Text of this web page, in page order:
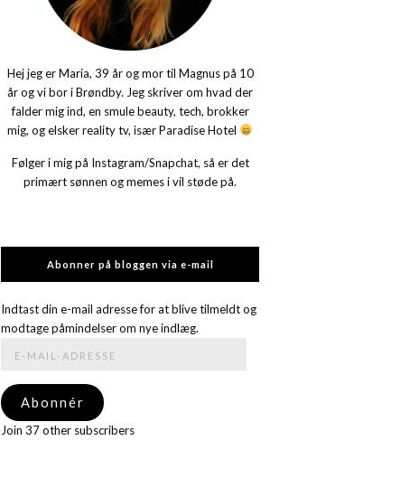
Hej jeg er Maria, 39 år og mor til Magnus på 10
år og vi bor i Brøndby. Jeg skriver om hvad der
falder mig ind, en smule beauty, tech, brokker
mig, og elsker reality tv, især Paradise Hotel
Følger i mig på Instagram/Snapchat, så er det
primært sønnen og memes i vil støde på.
Abonner på bloggen via e-mail
Indtast din e-mail adresse for at blive tilmeldt og
modtage påmindelser om nye indlæg.
adresse
Abonnér
Join 37 other subscribers